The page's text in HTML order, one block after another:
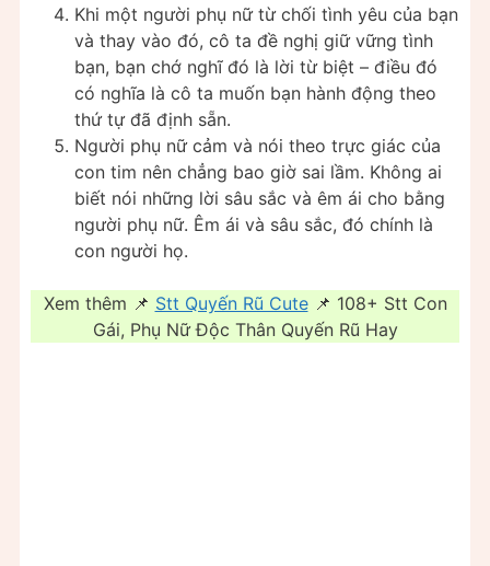
Khi một người phụ nữ từ chối tình yêu của bạn
và thay vào đó, cô ta đề nghị giữ vững tình
bạn, bạn chớ nghĩ đó là lời từ biệt – điều đó
có nghĩa là cô ta muốn bạn hành động theo
thứ tự đã định sẵn.
Người phụ nữ cảm và nói theo trực giác của
con tim nên chẳng bao giờ sai lầm. Không ai
biết nói những lời sâu sắc và êm ái cho bằng
người phụ nữ. Êm ái và sâu sắc, đó chính là
con người họ.
Xem thêm 📌 Stt Quyến Rũ Cute📌 108+ Stt Con
Gái, Phụ Nữ Độc Thân Quyến Rũ Hay